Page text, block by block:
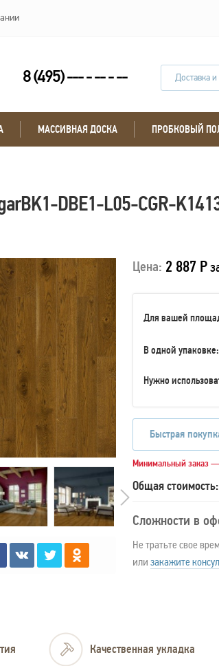
8 (495) --- - -- - -- Доставка и
МАССИВНАЯ ДОСКА ПРОБКОВЫЙ
DBE1-L05-CGR-
Цена: 2 887 Р
Для вашей
В одной упаковке:
Нужно
Быстрая
Минимальный заказ
Общая стоимость:
Сложности в
Не тратьте свое
или закажите
Качественная укладка